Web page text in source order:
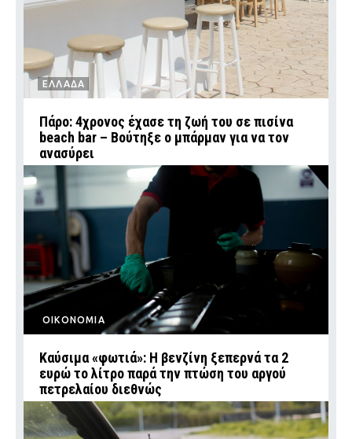
ΕΛΛΑΔΑ
Πάρο: 4χρονος έχασε τη ζωή του σε πισίνα
beach bar – Βούτηξε ο μπάρμαν για να τον
ανασύρει
ΟΙΚΟΝΟΜΙΑ
Καύσιμα «φωτιά»: Η βενζίνη ξεπερνά τα 2
ευρώ το λίτρο παρά την πτώση του αργού
πετρελαίου διεθνώς